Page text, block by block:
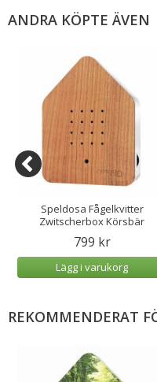
ANDRA KÖPTE ÄVEN
Speldosa Fågelkvitter
Zwitscherbox Körsbär
799 kr
Lägg i varukorg
REKOMMENDERAT